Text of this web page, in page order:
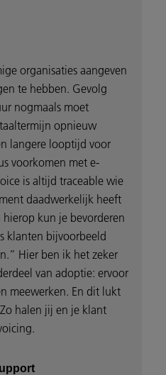
organisaties aangeven
te hebben. Gevolg
nogmaals moet
opnieuw
langere looptijd voor
voorkomen met e-
is altijd traceable wie
daadwerkelijk heeft
kun je bevorderen
klanten bijvoorbeeld
Hier ben ik het zeker
van adoptie: ervoor
meewerken. En dit lukt
halen jij en je klant